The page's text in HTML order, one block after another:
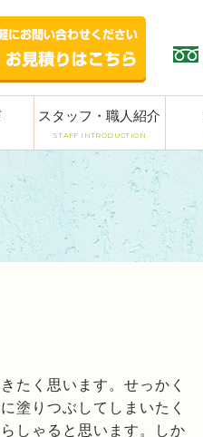
スタッフ・職人紹介
STAFF INTRODUCTION
たく思います。せっかく
塗りつぶしてしまいたく
しゃると思います。しか